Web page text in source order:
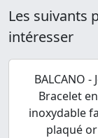
Les suivants
intéresser
BALCANO -
Bracelet
inoxydable
plaqué